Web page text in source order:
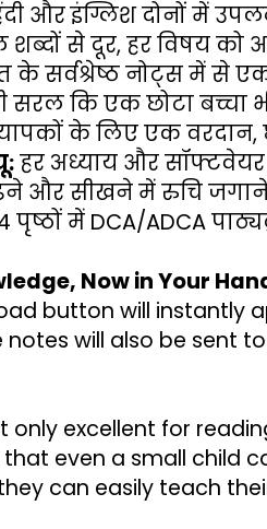
और इंग्लिश दोनों में
शब्दों से दूर, हर विषय को
के सर्वश्रेष्ठ नोट्स में से
सरल कि एक छोटा बच्चा
के लिए एक वरदान,
हर अध्याय और सॉफ्टवेयर
और सीखने में रुचि जगाने
में DCA/ADCA
Now in Your
button will instantly
will also be sent
only excellent for
even a small child
can easily teach